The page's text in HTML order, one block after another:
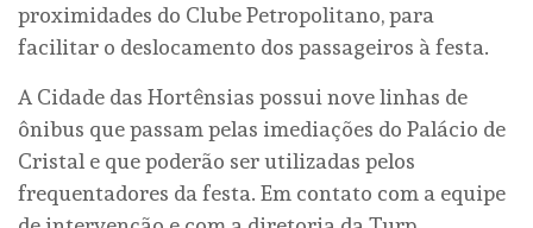
proximidades do Clube Petropolitano, para
facilitar o deslocamento dos passageiros à festa.
A Cidade das Hortênsias possui nove linhas de
ônibus que passam pelas imediações do Palácio de
Cristal e que poderão ser utilizadas pelos
frequentadores da festa. Em contato com a equipe